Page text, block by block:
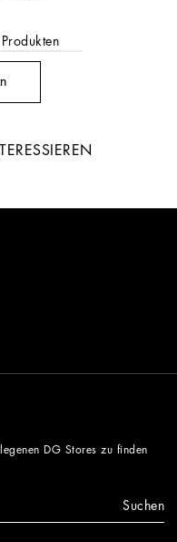
Produkten
DG Stores zu finden
Suchen